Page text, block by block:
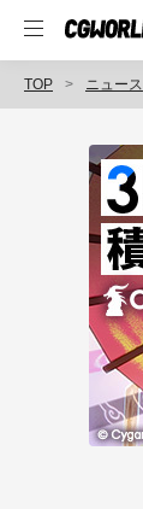
TOP ニュース